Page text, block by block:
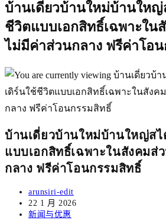
บ้านเดี่ยวบ้านใหม่บ้านใหญ่
ชีวิตแบบเอกสิทธิ์เฉพาะใน
ไม่มีค่าส่วนกลาง ฟรีค่าโอ
บ้านเดี่ยวบ้านใหม่บ้านใหญ่ส
แบบเอกสิทธิ์เฉพาะในสังคมส่
กลาง ฟรีค่าโอนกรรมสิทธิ์
Post
author:
arunsiri-edit
Post
published:
22 1 月 2026
Post
新闻与优惠